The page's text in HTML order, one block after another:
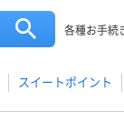
各種お手続
スイートポイント